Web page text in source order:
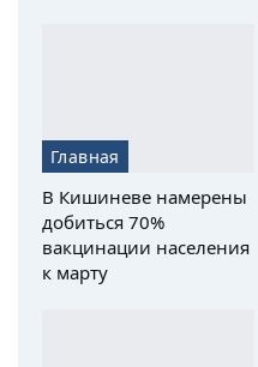
Главная
В Кишиневе намерены
добиться 70%
вакцинации населения
к марту